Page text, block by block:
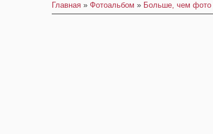
Главная » Фотоальбом » Больше, чем фото